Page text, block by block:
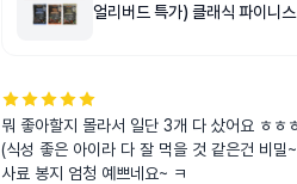
얼리버드 특가) 클래식 파이니
뭐 좋아할지 몰라서 일단 3개 다 샀어요 ㅎㅎ
(식성 좋은 아이라 다 잘 먹을 것 같은건 비밀
사료 봉지 엄청 예쁘네요~ ㅋ